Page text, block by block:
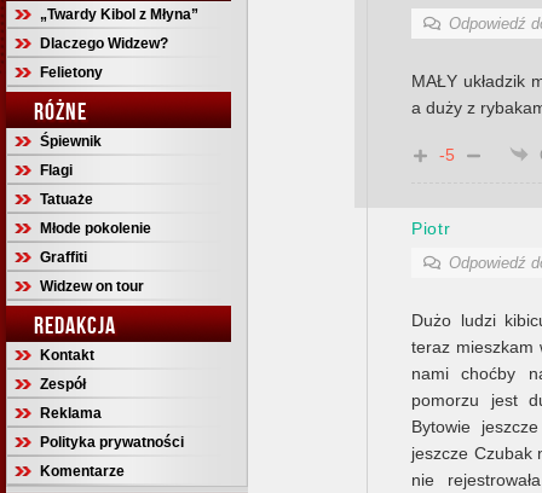
„Twardy Kibol z Młyna”
Dlaczego Widzew?
Felietony
RÓŻNE
Śpiewnik
Flagi
Tatuaże
Młode pokolenie
Graffiti
Widzew on tour
REDAKCJA
Kontakt
Zespół
Reklama
Polityka prywatności
Komentarze
Odpowiedź
MAŁY układzik
a duży z
-5
Piotr
Odpowiedź
Dużo ludzi
teraz mieszkam
nami choćby
pomorzu jest
Bytowie
jeszcze Czubak
nie